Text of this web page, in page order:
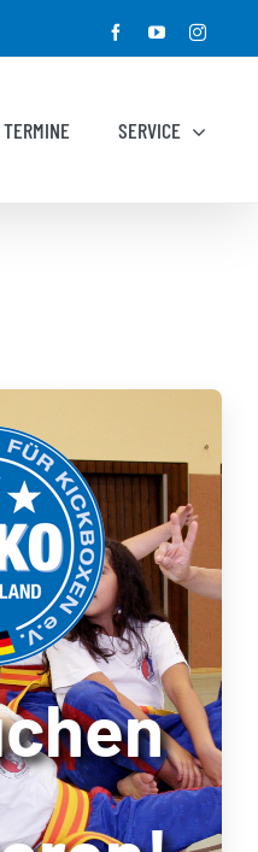
FacebookYouTube
TERMINE SERVICE